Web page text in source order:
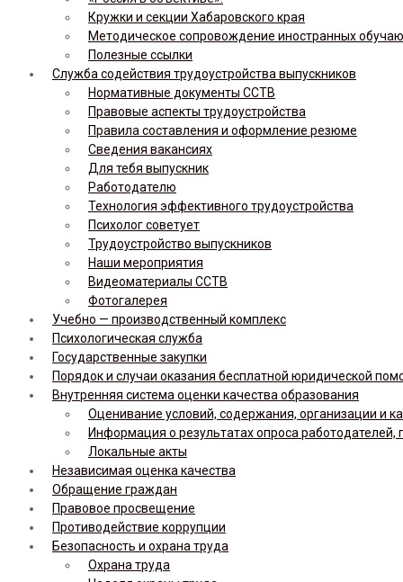
Кружки и секции Хабаровского края
Методическое сопровождение иностранных
Полезные ссылки
Служба содействия трудоустройства выпускников
Нормативные документы ССТВ
Правовые аспекты трудоустройства
Правила составления и оформление резюме
Сведения вакансиях
Для тебя выпускник
Работодателю
Технология эффективного трудоустройства
Психолог советует
Трудоустройство выпускников
Наши мероприятия
Видеоматериалы ССТВ
Фотогалерея
Учебно — производственный комплекс
Психологическая служба
Государственные закупки
Порядок и случаи оказания бесплатной юридической
Внутренняя система оценки качества образования
Оценивание условий, содержания, организации и
Информация о результатах опроса
Локальные акты
Независимая оценка качества
Обращение граждан
Правовое просвещение
Противодействие коррупции
Безопасность и охрана труда
Охрана труда